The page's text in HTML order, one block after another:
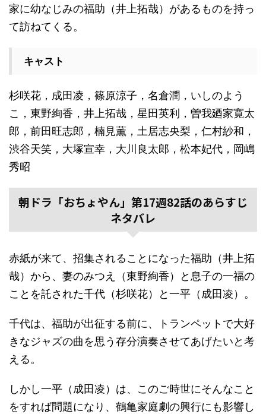
家に幼なじみの福助（井上拓哉）があるものを持っ
て訪ねてくる。
キャスト
杉咲花，成田凌，篠原涼子，名倉潤，いしのよう
こ，東野絢香，井上拓哉，星田英利，曽我廼家寛太
郎，前田旺志郎，楠見薫，土居志央梨，仁村紗和，
渋谷天笑，大塚宣幸，大川良太郎，松本妃代，岡嶋
秀昭
朝ドラ「おちょやん」第17週82話のあらすじ
ネタバレ
赤紙が来て、招集されることになった福助（井上拓
哉）から、妻のみつえ（東野絢香）と息子の一福の
ことを託された千代（杉咲花）と一平（成田凌）。
千代は、福助が出征する前に、トランペットで大好
きなジャズの曲を思う存分演奏させてあげたいと考
える。
しかし一平（成田凌）は、このご時世にそんなこと
をすれば問題になり、鶴亀家庭劇の興行にも影響し